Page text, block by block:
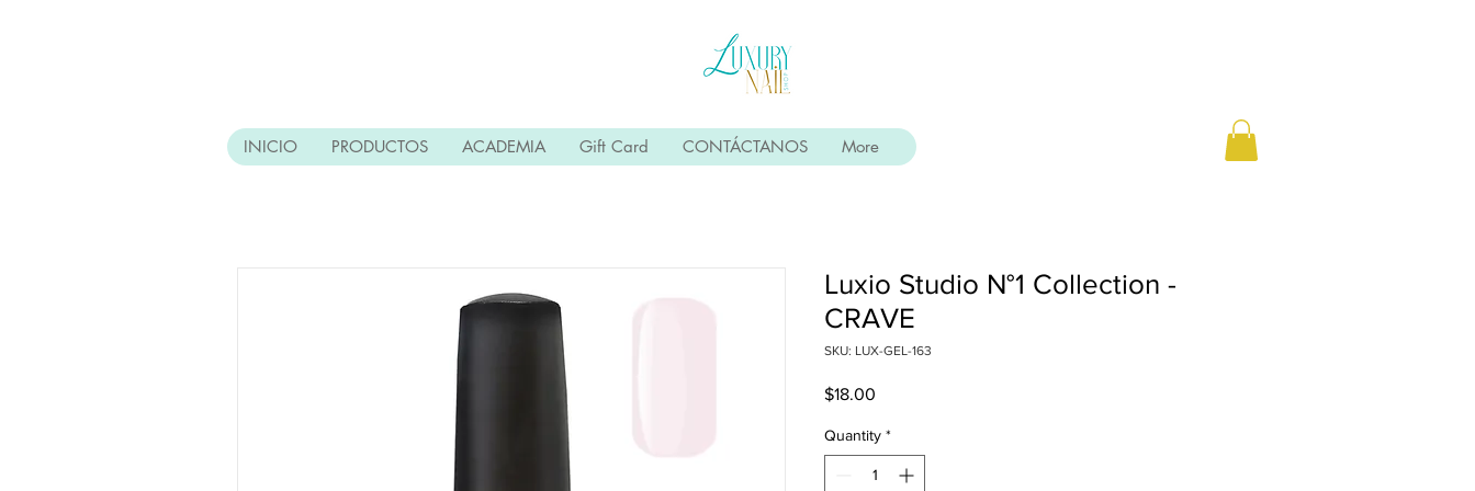
Luxio Studio N°1 Collection -
CRAVE
SKU: LUX-GEL-163
$18.00
Quantity *
INICIO PRODUCTOS ACADEMIA Gift Card CONTÁCTANOS More